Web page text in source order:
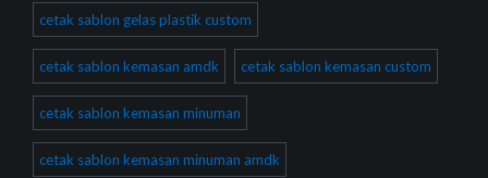
cetak sablon gelas plastik custom
cetak sablon kemasan amdk cetak sablon kemasan custom
cetak sablon kemasan minuman
cetak sablon kemasan minuman amdk